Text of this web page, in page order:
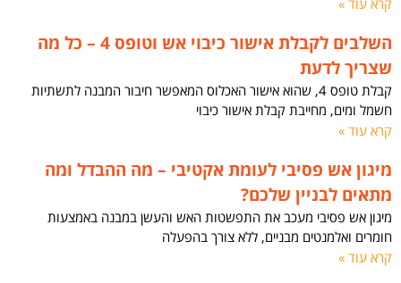
השלבים לקבלת אישור כיבוי אש וטופס 4 – כל מה
שצריך לדעת
קבלת טופס 4, שהוא אישור האכלוס המאפשר חיבור המבנה לתשתיות
חשמל ומים, מחייבת קבלת אישור כיבוי
קרא עוד »
מיגון אש פסיבי לעומת אקטיבי – מה ההבדל ומה
מתאים לבניין שלכם?
מיגון אש פסיבי מעכב את התפשטות האש והעשן במבנה באמצעות
חומרים ואלמנטים מבניים, ללא צורך בהפעלה
קרא עוד »